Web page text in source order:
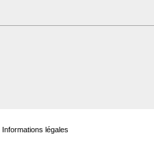
Informations légales